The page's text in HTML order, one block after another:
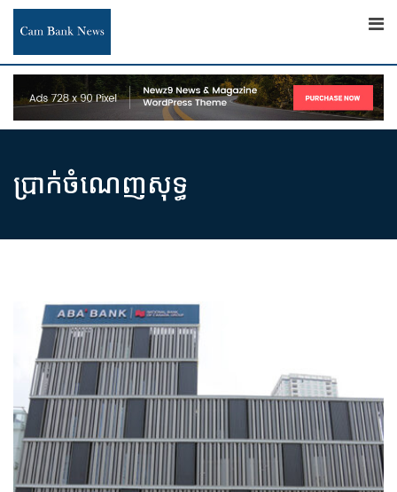
Skip
content
ប្រាក់​ចំណេញសុទ្ធ